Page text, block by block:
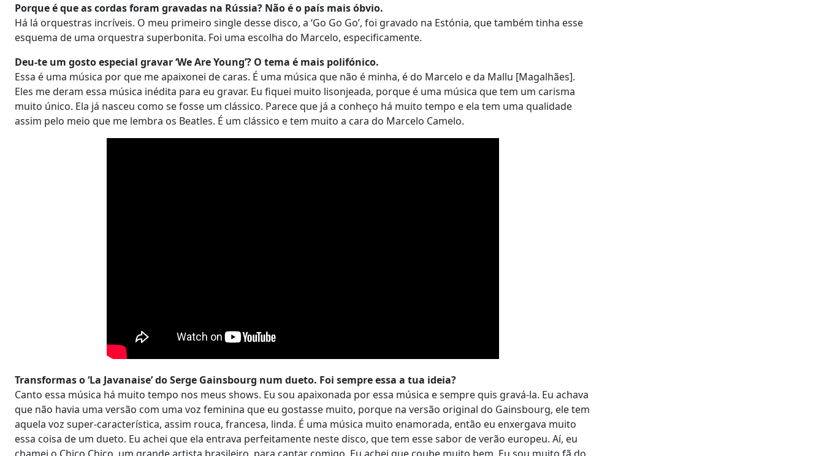
Porque é que as cordas foram gravadas na Rússia? Não é o país mais óbvio.
Há lá orquestras incríveis. O meu primeiro single desse disco, a ‘Go Go Go’, foi gravado na Estónia, que também tinha esse
esquema de uma orquestra superbonita. Foi uma escolha do Marcelo, especificamente.
Deu-te um gosto especial gravar ‘We Are Young’? O tema é mais polifónico.
Essa é uma música por que me apaixonei de caras. É uma música que não é minha, é do Marcelo e da Mallu [Magalhães].
Eles me deram essa música inédita para eu gravar. Eu fiquei muito lisonjeada, porque é uma música que tem um carisma
muito único. Ela já nasceu como se fosse um clássico. Parece que já a conheço há muito tempo e ela tem uma qualidade
assim pelo meio que me lembra os Beatles. É um clássico e tem muito a cara do Marcelo Camelo.
Transformas o ‘La Javanaise’ do Serge Gainsbourg num dueto. Foi sempre essa a tua ideia?
Canto essa música há muito tempo nos meus shows. Eu sou apaixonada por essa música e sempre quis gravá-la. Eu achava
que não havia uma versão com uma voz feminina que eu gostasse muito, porque na versão original do Gainsbourg, ele tem
aquela voz super-característica, assim rouca, francesa, linda. É uma música muito enamorada, então eu enxergava muito
essa coisa de um dueto. Eu achei que ela entrava perfeitamente neste disco, que tem esse sabor de verão europeu. Aí, eu